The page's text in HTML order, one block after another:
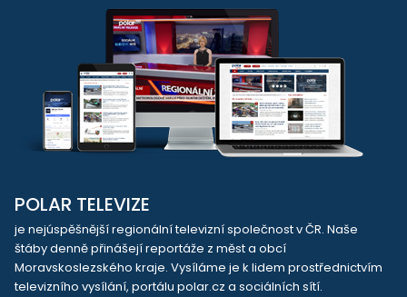
POLAR TELEVIZE
je nejúspěšnější regionální televizní společnost v ČR. Naše
štáby denně přinášejí reportáže z měst a obcí
Moravskoslezského kraje. Vysíláme je k lidem prostřednictvím
televizního vysílání, portálu polar.cz a sociálních sítí.